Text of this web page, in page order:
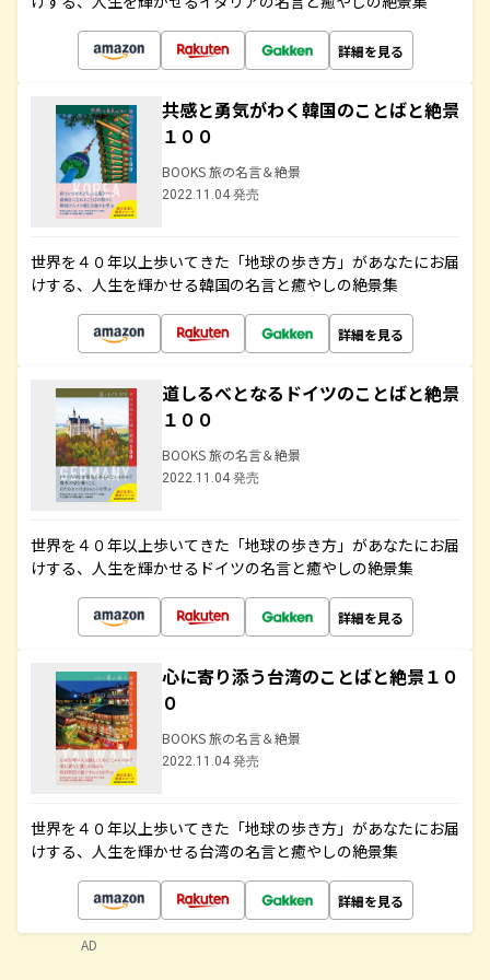
詳細を見る
共感と勇気がわく韓国のことばと絶景
１００
BOOKS 旅の名言＆絶景
2022.11.04 発売
世界を４０年以上歩いてきた「地球の歩き方」があなたにお届
けする、人生を輝かせる韓国の名言と癒やしの絶景集
詳細を見る
道しるべとなるドイツのことばと絶景
１００
BOOKS 旅の名言＆絶景
2022.11.04 発売
世界を４０年以上歩いてきた「地球の歩き方」があなたにお届
けする、人生を輝かせるドイツの名言と癒やしの絶景集
詳細を見る
心に寄り添う台湾のことばと絶景１０
０
BOOKS 旅の名言＆絶景
2022.11.04 発売
世界を４０年以上歩いてきた「地球の歩き方」があなたにお届
けする、人生を輝かせる台湾の名言と癒やしの絶景集
詳細を見る
AD